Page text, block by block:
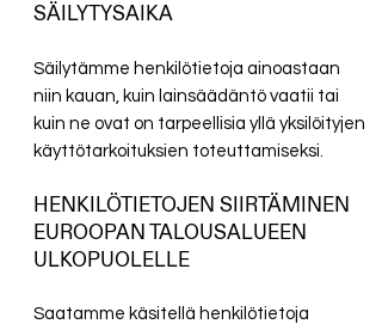
SÄILYTYSAIKA
Säilytämme henkilötietoja ainoastaan
niin kauan, kuin lainsäädäntö vaatii tai
kuin ne ovat on tarpeellisia yllä yksilöityjen
käyttötarkoituksien toteuttamiseksi.
HENKILÖTIETOJEN SIIRTÄMINEN
EUROOPAN TALOUSALUEEN
ULKOPUOLELLE
Saatamme käsitellä henkilötietoja